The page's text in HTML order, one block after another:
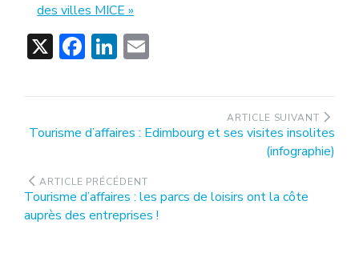
des villes MICE »
X Facebook
LinkedIn
de
ARTICLE PRÉCÉDENT
Article
précédent
:
Tourisme d’affaires : les parcs de loisirs ont la côte
auprès des entreprises !
ARTICLE SUIVANT
Article
suivant
Tourisme d’affaires : Edimbourg et ses visites insolites
(infographie)